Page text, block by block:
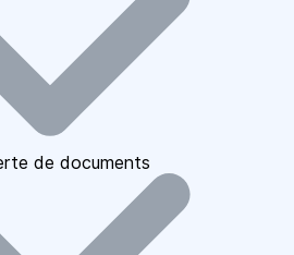
de documents